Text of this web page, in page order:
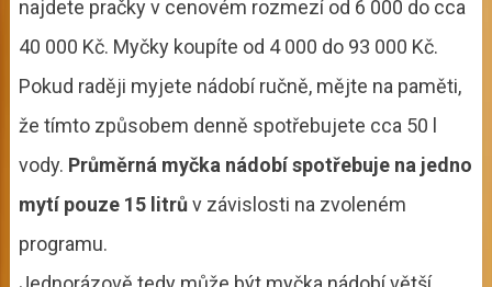
najdete pračky v cenovém rozmezí od 6 000 do cca
40 000 Kč. Myčky koupíte od 4 000 do 93 000 Kč.
Pokud raději myjete nádobí ručně, mějte na paměti,
že tímto způsobem denně spotřebujete cca 50 l
vody. Průměrná myčka nádobí spotřebuje na jedno
mytí pouze 15 litrův závislosti na zvoleném
programu.